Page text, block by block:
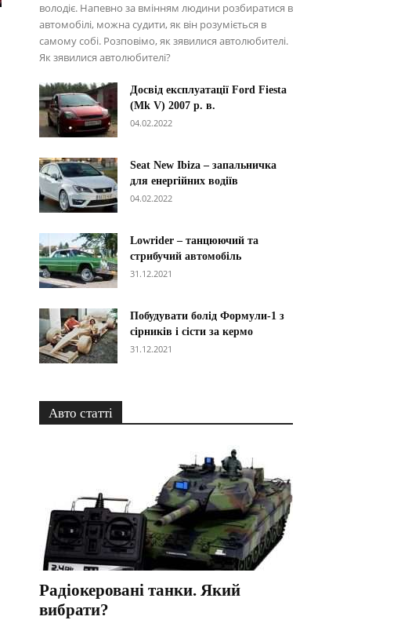
володіє. Напевно за вмінням людини розбиратися в
автомобілі, можна судити, як він розуміється в
самому собі. Розповімо, як зявилися автолюбителі.
Як зявилися автолюбителі?
Досвід експлуатації Ford Fiesta
(Mk V) 2007 р. в.
04.02.2022
Seat New Ibiza – запальничка
для енергійних водіїв
04.02.2022
Lowrider – танцюючий та
стрибучий автомобіль
31.12.2021
Побудувати болід Формули-1 з
сірників і сісти за кермо
31.12.2021
Авто статті
Радіокеровані танки. Який
вибрати?